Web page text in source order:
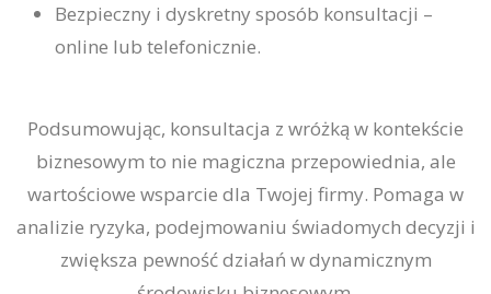
Bezpieczny i dyskretny sposób konsultacji –
online lub telefonicznie.
Podsumowując, konsultacja z wróżką w kontekście
biznesowym to nie magiczna przepowiednia, ale
wartościowe wsparcie dla Twojej firmy. Pomaga w
analizie ryzyka, podejmowaniu świadomych decyzji i
zwiększa pewność działań w dynamicznym